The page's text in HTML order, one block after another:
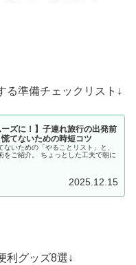
る準備チェックリスト↓
ーズに！】子連れ旅行の出発前
てないための時短コツ
ないための「やることリスト」と、
をご紹介。 ちょっとした工夫で朝に
2025.12.15
利グッズ8選↓